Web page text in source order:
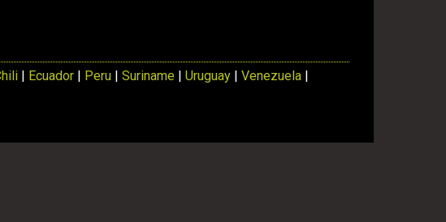
| Ecuador | Peru |Suriname |Uruguay |Venezuela |